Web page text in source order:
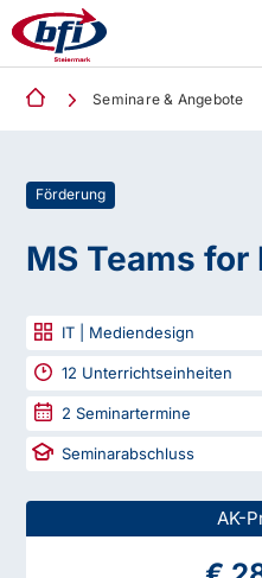
Seminare & Angebote
Förderung
MS Teams for
IT | Mediendesign
12 Unterrichtseinheiten
2 Seminartermine
Seminarabschluss
AK-